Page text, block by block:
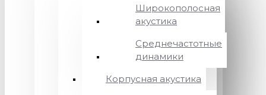
Широкополосная
акустика
Среднечастотные
динамики
Корпусная акустика